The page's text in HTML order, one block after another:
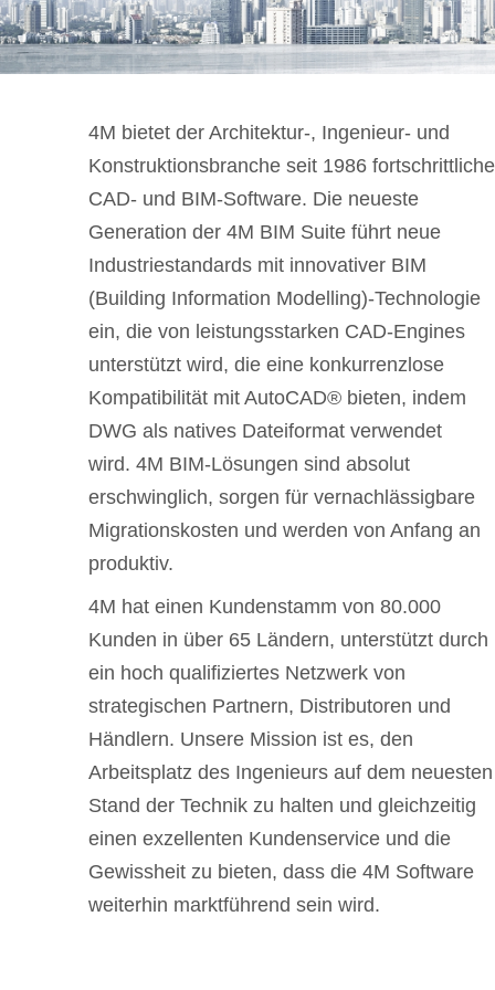
4M bietet der Architektur-, Ingenieur- und
Konstruktionsbranche seit 1986 fortschrittliche
CAD- und BIM-Software. Die neueste
Generation der 4M BIM Suite führt neue
Industriestandards mit innovativer BIM
(Building Information Modelling)-Technologie
ein, die von leistungsstarken CAD-Engines
unterstützt wird, die eine konkurrenzlose
Kompatibilität mit AutoCAD® bieten, indem
DWG als natives Dateiformat verwendet
wird. 4M BIM-Lösungen sind absolut
erschwinglich, sorgen für vernachlässigbare
Migrationskosten und werden von Anfang an
produktiv.
4M hat einen Kundenstamm von 80.000
Kunden in über 65 Ländern, unterstützt durch
ein hoch qualifiziertes Netzwerk von
strategischen Partnern, Distributoren und
Händlern. Unsere Mission ist es, den
Arbeitsplatz des Ingenieurs auf dem neuesten
Stand der Technik zu halten und gleichzeitig
einen exzellenten Kundenservice und die
Gewissheit zu bieten, dass die 4M Software
weiterhin marktführend sein wird.